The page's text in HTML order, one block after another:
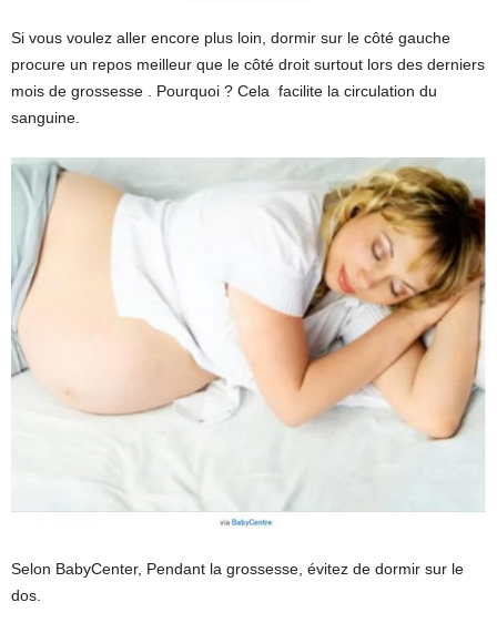
Si vous voulez aller encore plus loin, dormir sur le côté gauche
procure un repos meilleur que le côté droit surtout lors des derniers
mois de grossesse . Pourquoi ? Cela facilite la circulation du
sanguine.
Selon BabyCenter, Pendant la grossesse, évitez de dormir sur le
dos.